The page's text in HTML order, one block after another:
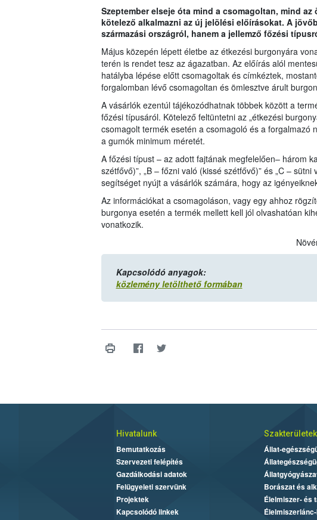
Szeptember elseje óta mind a csomagoltan, mind
kötelező alkalmazni az új jelölési előírásokat. A
származási országról, hanem a jellemző főzési
Május közepén lépett életbe az étkezési burgonyára
terén is rendet tesz az ágazatban. Az előírás alól
hatályba lépése előtt csomagoltak és címkéztek,
forgalomban lévő csomagoltan és ömlesztve árult
A vásárlók ezentúl tájékozódhatnak többek között a
főzési típusáról. Kötelező feltüntetni az „étkezési
csomagolt termék esetén a csomagoló és a forgalmazó
a gumók minimum méretét.
A főzési típust – az adott fajtának megfelelően– három
szétfővő)”, „B – főzni való (kissé szétfővő)” és „C –
segítséget nyújt a vásárlók számára, hogy az
Az információkat a csomagoláson, vagy egy ahhoz
burgonya esetén a termék mellett kell jól olvashatóan
vonatkozik.
Kapcsolódó anyagok:
közlemény letölthető formában
Hivatalunk
Bemutatkozás
Szervezeti felépítés
Gazdálkodási adatok
Felügyeleti szervünk
Projektek
Kapcsolódó linkek
Szakterületek
Állat-
Borászat és
Élelmiszer- és